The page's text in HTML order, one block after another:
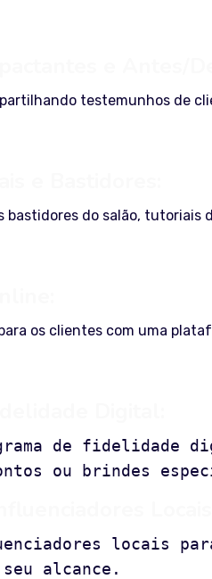
testemunhos de
bastidores do salão, tutoriais
os clientes com uma
de fidelidade
ou brindes
locais
alcance.